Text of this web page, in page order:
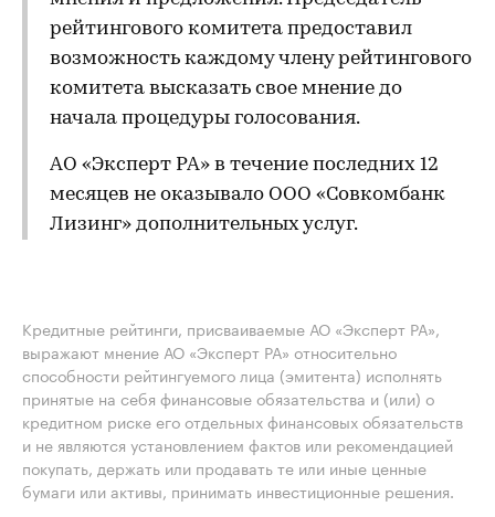
рейтингового комитета предоставил
возможность каждому члену рейтингового
комитета высказать свое мнение до
начала процедуры голосования.
АО «Эксперт РА» в течение последних 12
месяцев не оказывало ООО «Совкомбанк
Лизинг» дополнительных услуг.
Кредитные рейтинги, присваиваемые АО «Эксперт РА»,
выражают мнение АО «Эксперт РА» относительно
способности рейтингуемого лица (эмитента) исполнять
принятые на себя финансовые обязательства и (или) о
кредитном риске его отдельных финансовых обязательств
и не являются установлением фактов или рекомендацией
покупать, держать или продавать те или иные ценные
бумаги или активы, принимать инвестиционные решения.